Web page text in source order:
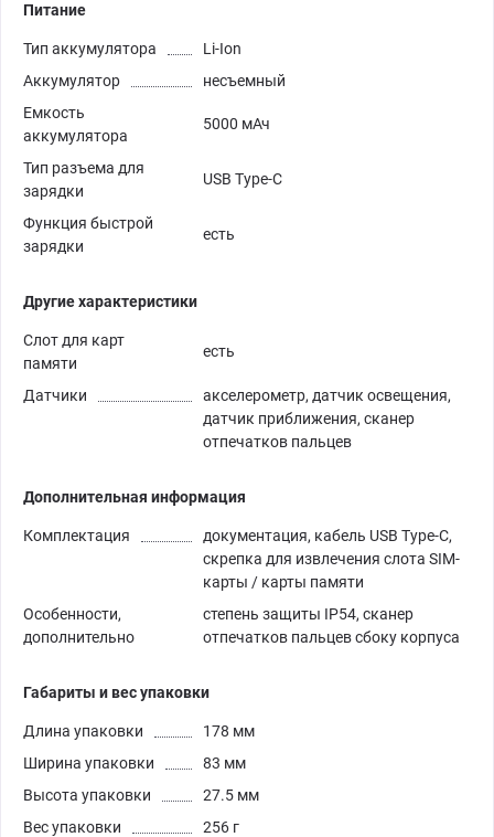
Питание
Тип аккумулятора
Li-Ion
Аккумулятор
несъемный
Емкость
аккумулятора
5000 мАч
Тип разъема для
зарядки
USB Type-C
Функция быстрой
зарядки
есть
Другие характеристики
Слот для карт
памяти
есть
Датчики
акселерометр, датчик освещения,
датчик приближения, сканер
отпечатков пальцев
Дополнительная информация
Комплектация
документация, кабель USB Type-C,
скрепка для извлечения слота SIM-
карты / карты памяти
Особенности,
дополнительно
степень защиты IP54, сканер
отпечатков пальцев сбоку корпуса
Габариты и вес упаковки
Длина упаковки
178 мм
Ширина упаковки
83 мм
Высота упаковки
27.5 мм
Вес упаковки
256 г